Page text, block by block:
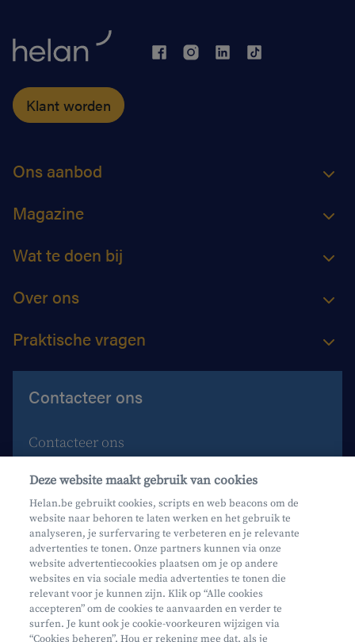
Klant worden
Ons aanbod
Magazine
Wat te doen bij
Over ons
Praktische vragen
Contacteer ons
Contacteer ons
Maak een afspraak
Waar vind je ons?
Phishing
Mifid
Deze website maakt gebruik van cookies
Helan.be gebruikt cookies, scripts en web beacons om de
website naar behoren te laten werken en het gebruik te
analyseren, je surfervaring te verbeteren en je relevante
advertenties te tonen. Onze partners kunnen via onze
website advertentiecookies plaatsen om je op andere
websites en via sociale media advertenties te tonen die
relevant voor je kunnen zijn. Klik op “Alle cookies
accepteren” om de cookies te aanvaarden en verder te
surfen. Je kunt ook je cookie-voorkeuren wijzigen via
“Cookies beheren”. Hou er rekening mee dat, als je